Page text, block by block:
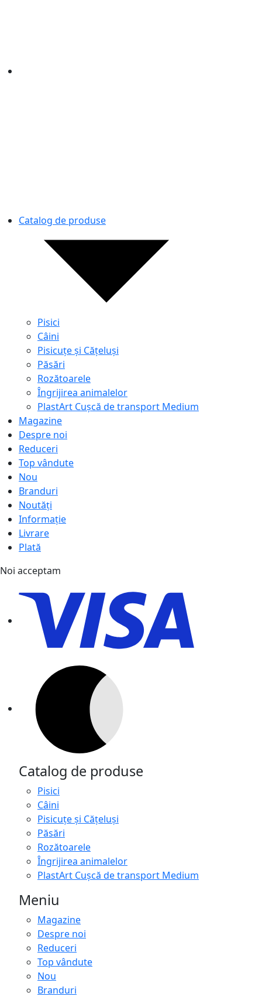
Catalog de produse
Pisici
Câini
Pisicuțe și Cățeluși
Păsări
Rozătoarele
Îngrijirea animalelor
PlastArt Cușcă de transport Medium
Magazine
Despre noi
Reduceri
Top vândute
Nou
Branduri
Noutăți
Informație
Livrare
Plată
Noi acceptam
Catalog de produse
Pisici
Câini
Pisicuțe și Cățeluși
Păsări
Rozătoarele
Îngrijirea animalelor
PlastArt Cușcă de transport Medium
Meniu
Magazine
Despre noi
Reduceri
Top vândute
Nou
Branduri